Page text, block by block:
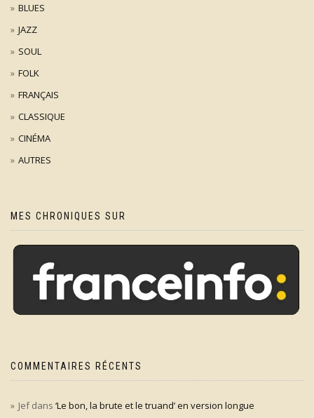
BLUES
JAZZ
SOUL
FOLK
FRANÇAIS
CLASSIQUE
CINÉMA
AUTRES
MES CHRONIQUES SUR
COMMENTAIRES RÉCENTS
Jefdans ‘Le bon, la brute et le truand’ en version longue